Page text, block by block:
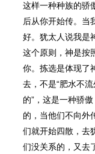
这样一种种族的骄
后从你开始传。当
好。犹太人说我是
这个原则，神是按
你。拣选是体现了
去，不是“肥水不
的”，这是一种骄
的，当他们不向外
们就开始四散，去
们没关系的，又去